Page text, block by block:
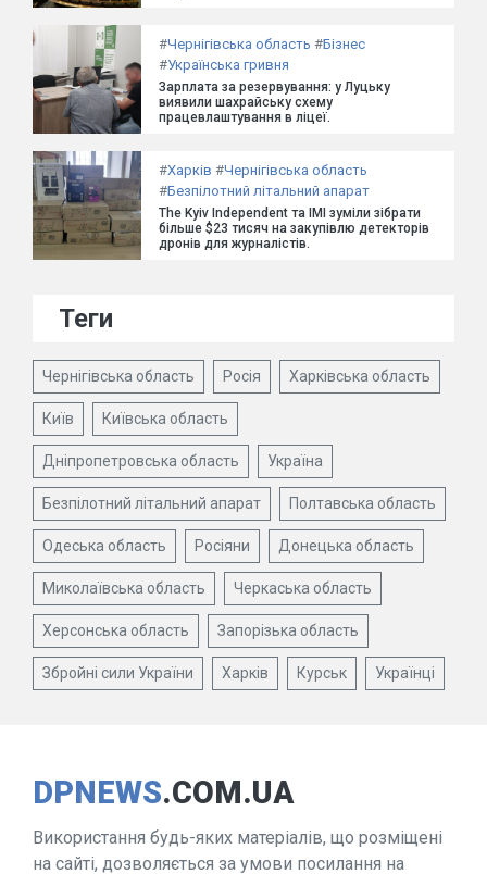
#Чернігівська область #Бізнес
#Українська гривня
Зарплата за резервування: у Луцьку
виявили шахрайську схему
працевлаштування в ліцеї.
#Харків #Чернігівська область
#Безпілотний літальний апарат
The Kyiv Independent та ІМІ зуміли зібрати
більше $23 тисяч на закупівлю детекторів
дронів для журналістів.
Теги
Чернігівська область Росія Харківська область
Київ Київська область
Дніпропетровська область Україна
Безпілотний літальний апарат Полтавська область
Одеська область Росіяни Донецька область
Миколаївська область Черкаська область
Херсонська область Запорізька область
Збройні сили України Харків Курськ Українці
DPNEWS.COM.UA
Використання будь-яких матеріалів, що розміщені
на сайті, дозволяється за умови посилання на